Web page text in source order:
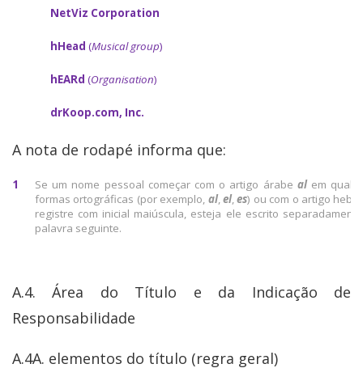
NetViz Corporation
hHead (Musical group)
hEARd (Organisation)
drKoop.com, Inc.
A nota de rodapé informa que:
1 Se um nome pessoal começar com o artigo árabe alem
formas ortográficas (por exemplo, al,el,es) ou com o artigo
registre com inicial maiúscula, esteja ele escrito
palavra seguinte.
A.4. Área do Título e da Indicação de
Responsabilidade
A.4A. elementos do título (regra geral)